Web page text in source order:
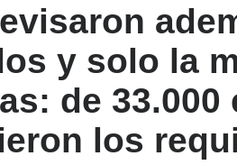
y solo la
de
los